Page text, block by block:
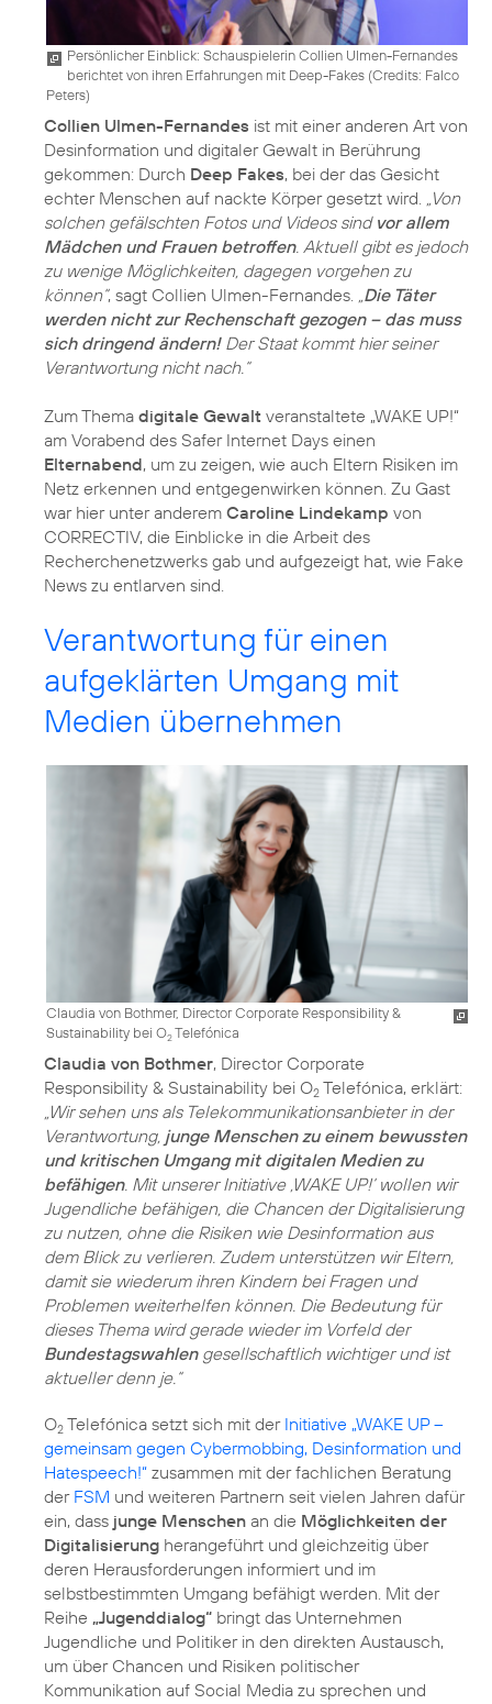
Persönlicher Einblick: Schauspielerin Collien Ulmen-Fernandes
berichtet von ihren Erfahrungen mit Deep-Fakes (Credits: Falco
Peters)
Collien Ulmen-Fernandes ist mit einer anderen Art von
Desinformation und digitaler Gewalt in Berührung
gekommen: Durch Deep Fakes, bei der das Gesicht
echter Menschen auf nackte Körper gesetzt wird.
„Von
solchen gefälschten Fotos und Videos sind vor allem
Mädchen und Frauen betroffen. Aktuell gibt es jedoch
zu wenige Möglichkeiten, dagegen vorgehen zu
können“, sagt Collien Ulmen-Fernandes.
Die Täter
werden nicht zur Rechenschaft gezogen – das muss
sich dringend ändern!Der Staat kommt hier seiner
Verantwortung nicht nach.“
Zum Thema digitale Gewalt veranstaltete „WAKE UP!“
am Vorabend des Safer Internet Days einen
Elternabend, um zu zeigen, wie auch Eltern Risiken im
Netz erkennen und entgegenwirken können. Zu Gast
war hier unter anderem Caroline Lindekamp von
CORRECTIV, die Einblicke in die Arbeit des
Recherchenetzwerks gab und aufgezeigt hat, wie Fake
News zu entlarven sind.
Verantwortung für einen
aufgeklärten Umgang mit
Medien übernehmen
Claudia von Bothmer, Director Corporate Responsibility &
Sustainability bei O2Telefónica
Claudia von Bothmer, Director Corporate
Responsibility & Sustainability bei O2 Telefónica, erklärt:
„Wir sehen uns als Telekommunikationsanbieter in der
Verantwortung, junge Menschen zu einem bewussten
und kritischen Umgang mit digitalen Medien zu
befähigen. Mit unserer Initiative ‚WAKE UP!‘ wollen wir
Jugendliche befähigen, die Chancen der Digitalisierung
zu nutzen, ohne die Risiken wie Desinformation aus
dem Blick zu verlieren. Zudem unterstützen wir Eltern,
damit sie wiederum ihren Kindern bei Fragen und
Problemen weiterhelfen können. Die Bedeutung für
dieses Thema wird gerade wieder im Vorfeld der
Bundestagswahlengesellschaftlich wichtiger und ist
aktueller denn je.“
O2 Telefónica setzt sich mit der Initiative „WAKE UP –
gemeinsam gegen Cybermobbing, Desinformation und
Hatespeech!“ zusammen mit der fachlichen Beratung
der FSM und weiteren Partnern seit vielen Jahren dafür
ein, dass junge Menschen an die Möglichkeiten der
Digitalisierung herangeführt und gleichzeitig über
deren Herausforderungen informiert und im
selbstbestimmten Umgang befähigt werden. Mit der
Reihe „Jugenddialog“ bringt das Unternehmen
Jugendliche und Politiker in den direkten Austausch,
um über Chancen und Risiken politischer
Kommunikation auf Social Media zu sprechen und